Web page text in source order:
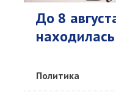
До 8
Политика